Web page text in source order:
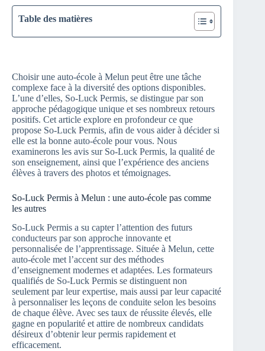
Table des matières
Choisir une auto-école à Melun peut être une tâche
complexe face à la diversité des options disponibles.
L’une d’elles, So-Luck Permis, se distingue par son
approche pédagogique unique et ses nombreux retours
positifs. Cet article explore en profondeur ce que
propose So-Luck Permis, afin de vous aider à décider si
elle est la bonne auto-école pour vous. Nous
examinerons les avis sur So-Luck Permis, la qualité de
son enseignement, ainsi que l’expérience des anciens
élèves à travers des photos et témoignages.
So-Luck Permis à Melun : une auto-école pas comme
les autres
So-Luck Permis a su capter l’attention des futurs
conducteurs par son approche innovante et
personnalisée de l’apprentissage. Située à Melun, cette
auto-école met l’accent sur des méthodes
d’enseignement modernes et adaptées. Les formateurs
qualifiés de So-Luck Permis se distinguent non
seulement par leur expertise, mais aussi par leur capacité
à personnaliser les leçons de conduite selon les besoins
de chaque élève. Avec ses taux de réussite élevés, elle
gagne en popularité et attire de nombreux candidats
désireux d’obtenir leur permis rapidement et
efficacement.